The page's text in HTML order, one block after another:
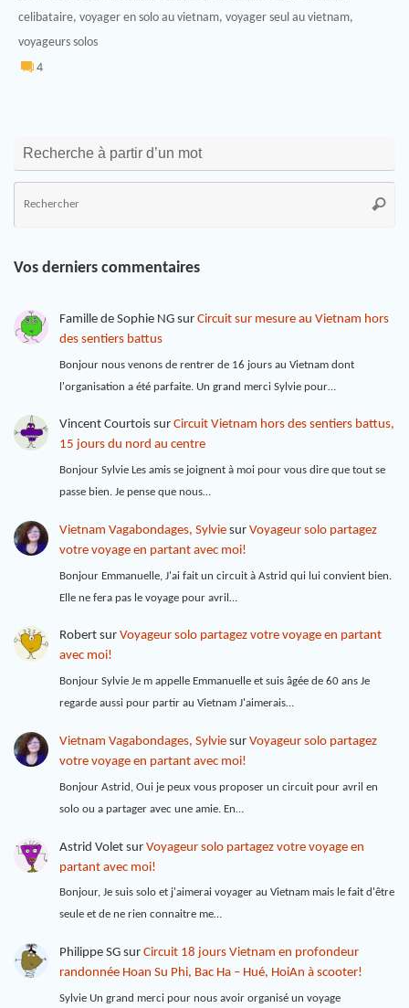
celibataire, voyager en solo au vietnam, voyager seul au vietnam,
voyageurs solos
4
Recherche à partir d’un mot
Vos derniers commentaires
Famille de Sophie NGsur Circuit sur mesure au Vietnam hors
des sentiers battus
Bonjour nous venons de rentrer de 16 jours au Vietnam dont
l'organisation a été parfaite. Un grand merci Sylvie pour…
Vincent Courtoissur Circuit Vietnam hors des sentiers battus,
15 jours du nord au centre
Bonjour Sylvie Les amis se joignent à moi pour vous dire que tout se
passe bien. Je pense que nous…
Vietnam Vagabondages, Sylviesur Voyageur solo partagez
votre voyage en partant avec moi!
Bonjour Emmanuelle, J'ai fait un circuit à Astrid qui lui convient bien.
Elle ne fera pas le voyage pour avril…
Robertsur Voyageur solo partagez votre voyage en partant
avec moi!
Bonjour Sylvie Je m appelle Emmanuelle et suis âgée de 60 ans Je
regarde aussi pour partir au Vietnam J'aimerais…
Vietnam Vagabondages, Sylviesur Voyageur solo partagez
votre voyage en partant avec moi!
Bonjour Astrid, Oui je peux vous proposer un circuit pour avril en
solo ou a partager avec une amie. En…
Astrid Voletsur Voyageur solo partagez votre voyage en
partant avec moi!
Bonjour, Je suis solo et j'aimerai voyager au Vietnam mais le fait d'être
seule et de ne rien connaitre me…
Philippe SGsur Circuit 18 jours Vietnam en profondeur
randonnée Hoan Su Phi, Bac Ha – Hué, HoiAn à scooter!
Sylvie Un grand merci pour nous avoir organisé un voyage